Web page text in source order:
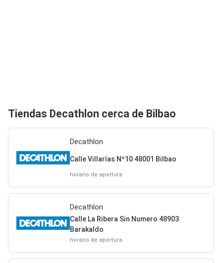
Tiendas Decathlon cerca de Bilbao
Decathlon
Calle Villarías Nº10 48001 Bilbao
horario de apertura
Decathlon
Calle La Ribera Sin Numero 48903
Barakaldo
horario de apertura